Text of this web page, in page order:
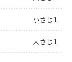
小さじ1
大さじ1